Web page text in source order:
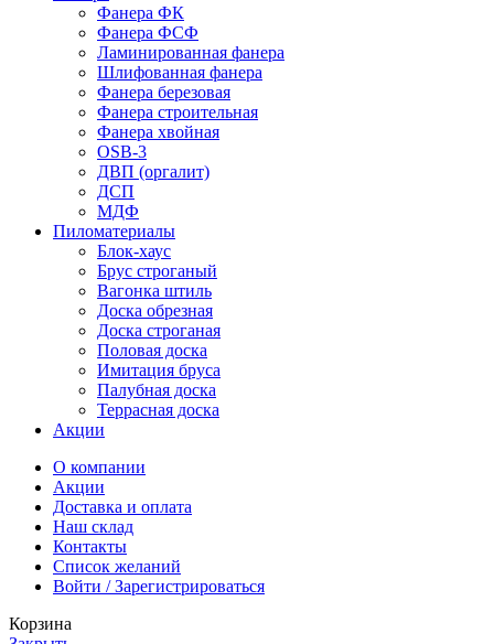
Фанера ФК
Фанера ФСФ
Ламинированная фанера
Шлифованная фанера
Фанера березовая
Фанера строительная
Фанера хвойная
OSB-3
ДВП (оргалит)
ДСП
МДФ
Пиломатериалы
Блок-хаус
Брус строганый
Вагонка штиль
Доска обрезная
Доска строганая
Половая доска
Имитация бруса
Палубная доска
Террасная доска
Акции
О компании
Акции
Доставка и оплата
Наш склад
Контакты
Список желаний
Войти / Зарегистрироваться
Корзина